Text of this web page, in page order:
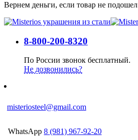
Вернем деньги, если товар не подошел
8-800-200-8320
По России звонок бесплатный.
Не дозвонились?
misteriosteel@gmail.com
WhatsApp 8 (981) 967-92-20